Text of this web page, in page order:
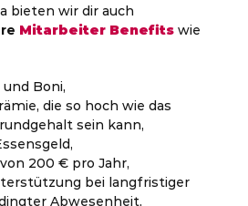
bieten wir dir auch
Mitarbeiter Benefitswie
Boni,
die so hoch wie das
sein kann,
200 € pro Jahr,
bei langfristiger
Abwesenheit,